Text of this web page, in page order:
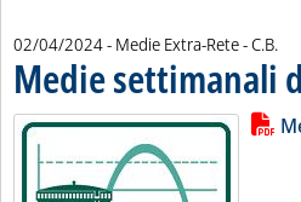
02/04/2024- Medie Extra-Rete -di:
C.B.
Medie settimanali
Lista allegati PDF alla